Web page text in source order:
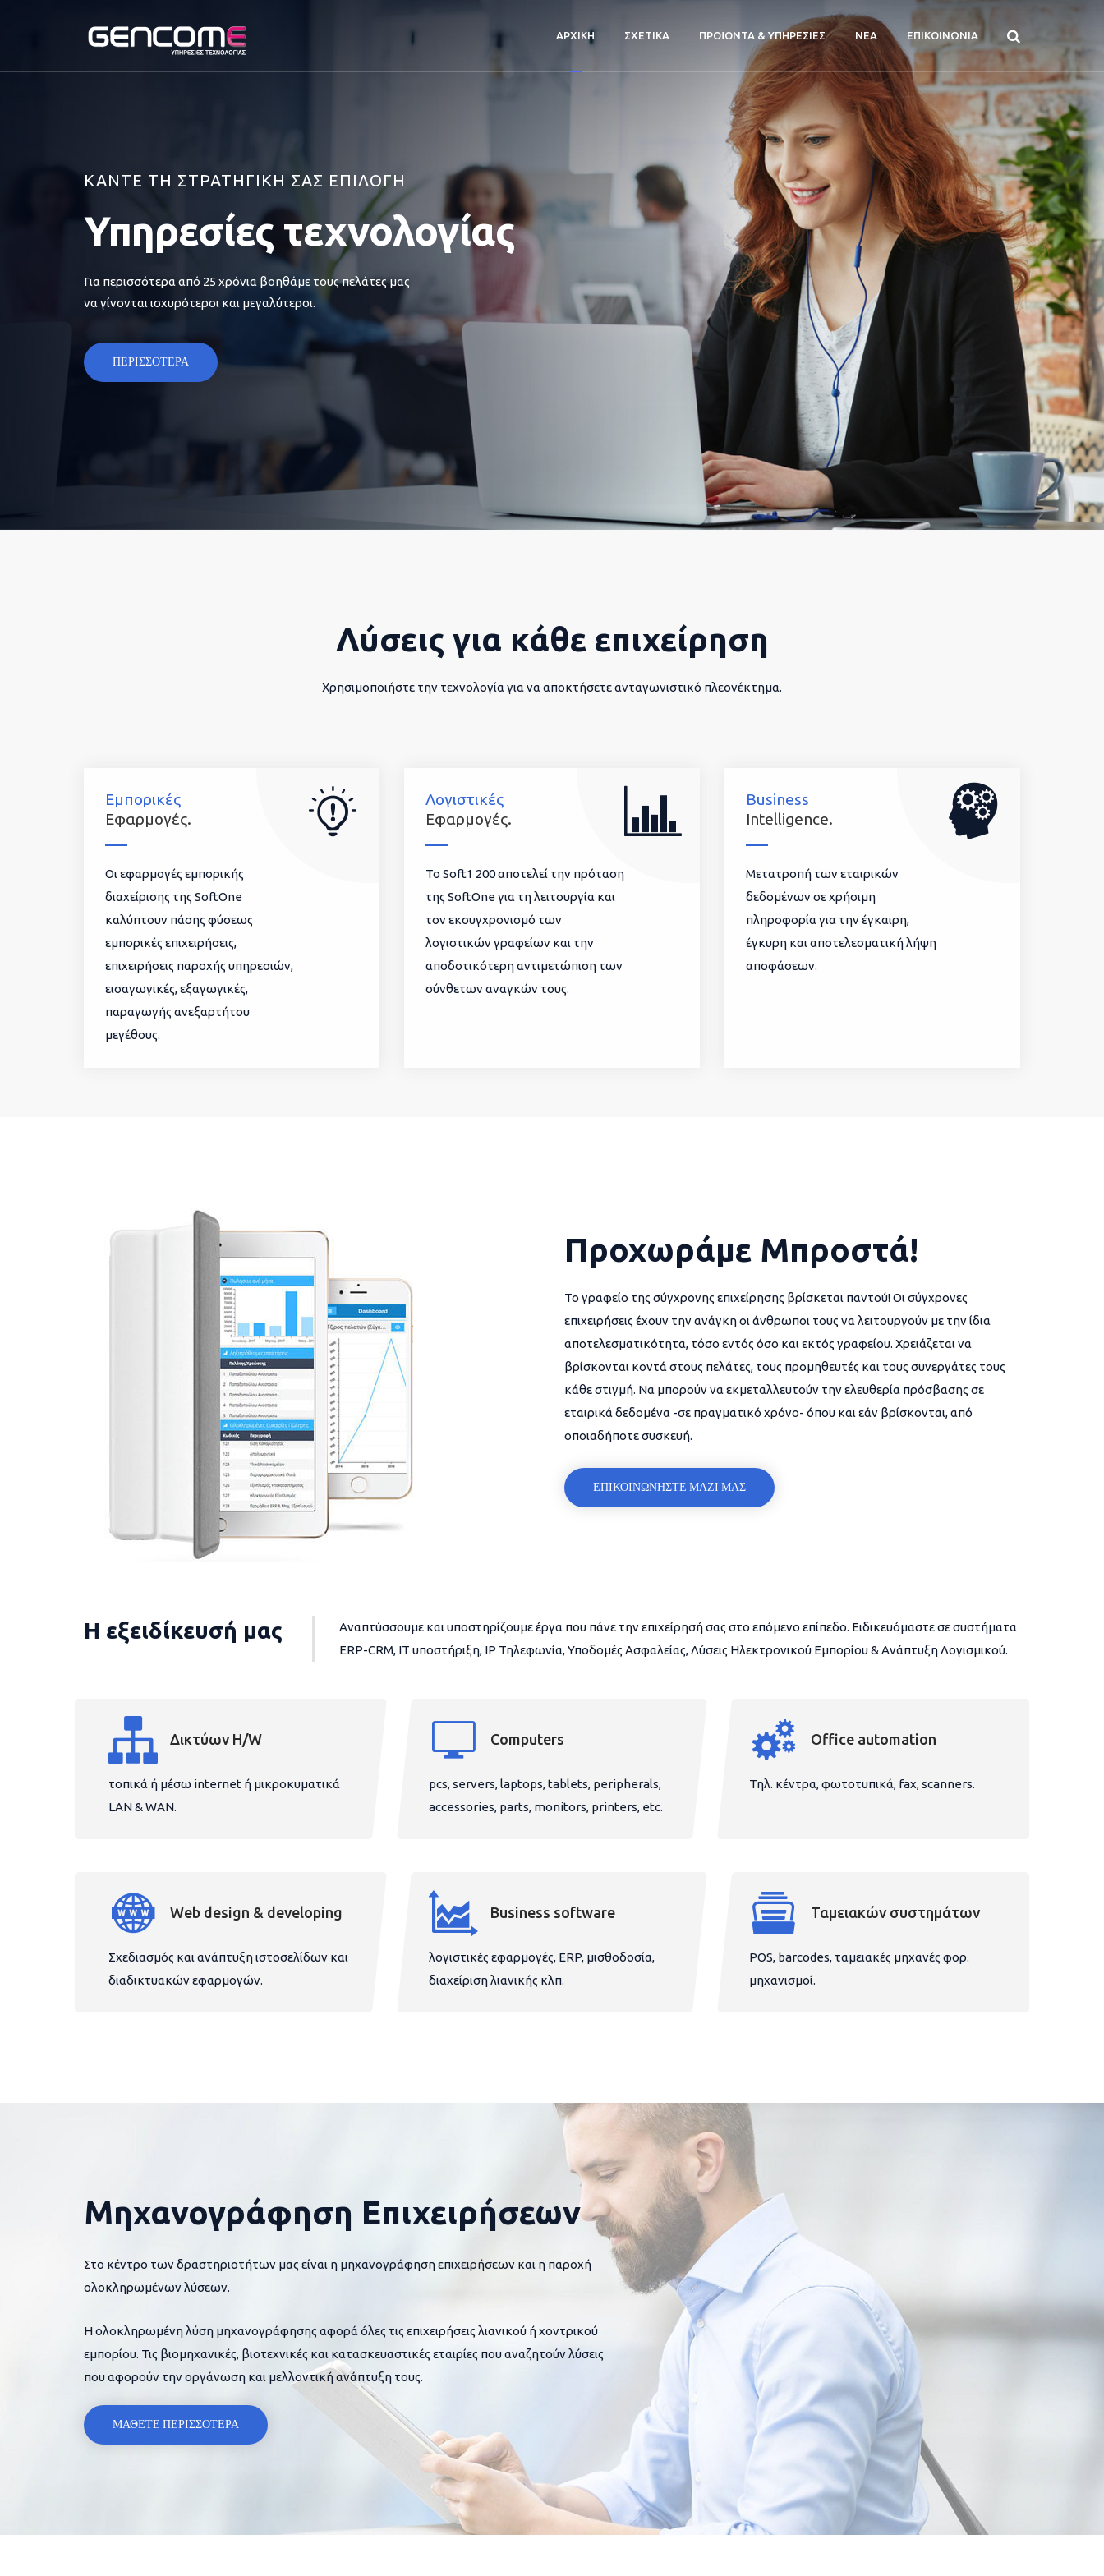
ΑΡΧΙΚΗ ΣΧΕΤΙΚΑ ΠΡΟΪΟΝΤΑ & ΥΠΗΡΕΣΙΕΣ ΝΕΑ ΕΠΙΚΟΙΝΩΝΙΑ
ΚΑΝΤΕ ΤΗ ΣΤΡΑΤΗΓΙΚΗ ΣΑΣ ΕΠΙΛΟΓΗ
Υπηρεσίες τεχνολογίας
Για περισσότερα από 25 χρόνια βοηθάμε τους πελάτες μας
να γίνονται ισχυρότεροι και μεγαλύτεροι.
ΠΕΡΙΣΣΟΤΕΡΑ
Λύσεις για κάθε επιχείρηση
Χρησιμοποιήστε την τεχνολογία για να αποκτήσετε ανταγωνιστικό πλεονέκτημα.
Εμπορικές
Εφαρμογές.
Οι εφαρμογές εμπορικής
διαχείρισης της SoftOne
καλύπτουν πάσης φύσεως
εμπορικές επιχειρήσεις,
επιχειρήσεις παροχής υπηρεσιών,
εισαγωγικές, εξαγωγικές,
παραγωγής ανεξαρτήτου
μεγέθους.
Λογιστικές
Εφαρμογές.
To Soft1 200 αποτελεί την πρόταση
της SoftOne για τη λειτουργία και
τον εκσυγχρονισμό των
λογιστικών γραφείων και την
αποδοτικότερη αντιμετώπιση των
σύνθετων αναγκών τους.
Business
Intelligence.
Μετατροπή των εταιρικών
δεδομένων σε χρήσιμη
πληροφορία για την έγκαιρη,
έγκυρη και αποτελεσματική λήψη
αποφάσεων.
Προχωράμε Μπροστά!
Το γραφείο της σύγχρονης επιχείρησης βρίσκεται παντού! Οι σύγχρονες
επιχειρήσεις έχουν την ανάγκη οι άνθρωποι τους να λειτουργούν με την ίδια
αποτελεσματικότητα, τόσο εντός όσο και εκτός γραφείου. Χρειάζεται να
βρίσκονται κοντά στους πελάτες, τους προμηθευτές και τους συνεργάτες τους
κάθε στιγμή. Να μπορούν να εκμεταλλευτούν την ελευθερία πρόσβασης σε
εταιρικά δεδομένα -σε πραγματικό χρόνο- όπου και εάν βρίσκονται, από
οποιαδήποτε συσκευή.
ΕΠΙΚΟΙΝΩΝΗΣΤΕ ΜΑΖΙ ΜΑΣ
Η εξειδίκευσή μας
Αναπτύσσουμε και υποστηρίζουμε έργα που πάνε την επιχείρησή σας στο επόμενο επίπεδο. Ειδικευόμαστε σε συστήματα
ERP-CRM, IT υποστήριξη, IP Τηλεφωνία, Υποδομές Ασφαλείας, Λύσεις Ηλεκτρονικού Εμπορίου & Ανάπτυξη Λογισμικού.
Δικτύων H/W
τοπικά ή μέσω internet ή μικροκυματικά
LAN & WAN.
Computers
pcs, servers, laptops, tablets, peripherals,
accessories, parts, monitors, printers, etc.
Office automation
Τηλ. κέντρα, φωτοτυπικά, fax, scanners.
Web design & developing
Σχεδιασμός και ανάπτυξη ιστοσελίδων και
διαδικτυακών εφαρμογών.
Business software
λογιστικές εφαρμογές, ERP, μισθοδοσία,
διαχείριση λιανικής κλπ.
Ταμειακών συστημάτων
POS, barcodes, ταμειακές μηχανές φορ.
μηχανισμοί.
Μηχανογράφηση Επιχειρήσεων
Στο κέντρο των δραστηριοτήτων μας είναι η μηχανογράφηση επιχειρήσεων και η παροχή
ολοκληρωμένων λύσεων.
Η ολοκληρωμένη λύση μηχανογράφησης αφορά όλες τις επιχειρήσεις λιανικού ή χοντρικού
εμπορίου. Τις βιομηχανικές, βιοτεχνικές και κατασκευαστικές εταιρίες που αναζητούν λύσεις
που αφορούν την οργάνωση και μελλοντική ανάπτυξη τους.
ΜΑΘΕΤΕ ΠΕΡΙΣΣΟΤΕΡΑ